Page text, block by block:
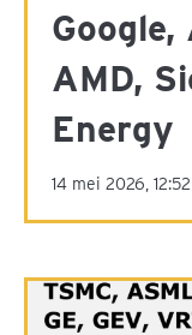
AMD,
Energy
14 mei 2026, 12:52